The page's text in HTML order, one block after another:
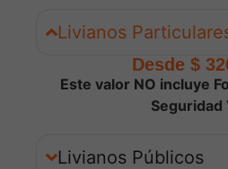
Livianos
Desde $
Este valor NO incluye
Seguridad
Livianos Públicos